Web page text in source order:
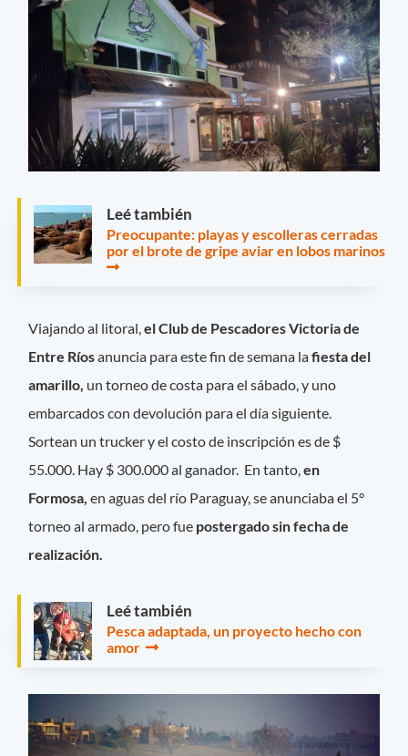
Leé también
Preocupante: playas y escolleras cerradas
por el brote de gripe aviar en lobos marinos
Viajando al litoral,el Club de Pescadores Victoria de
Entre Ríosanuncia para este fin de semana lafiesta del
amarillo, un torneo de costa para el sábado, y uno
embarcados con devolución para el día siguiente.
Sortean un trucker y el costo de inscripción es de $
55.000. Hay $ 300.000 al ganador. En tanto,en
Formosa,en aguas del río Paraguay, se anunciaba el 5°
torneo al armado, pero fue postergado sin fecha de
realización.
Leé también
Pesca adaptada, un proyecto hecho con
amor